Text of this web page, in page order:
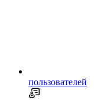
пользователей